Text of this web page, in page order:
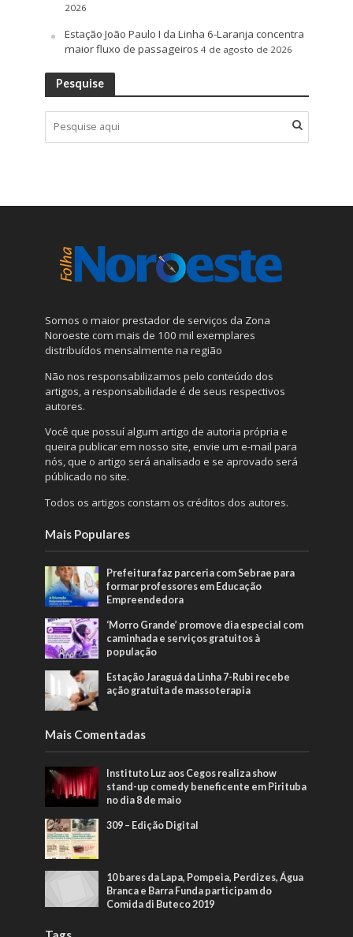
2026
Estação João Paulo I da Linha 6-Laranja concentra
maior fluxo de passageiros 4 de agosto de 2026
Pesquise
Somos o maior prestador de serviços da Zona
Noroeste com mais de 100 mil exemplares
distribuídos mensalmente na região
Não nos responsabilizamos pelo conteúdo dos
artigos, a responsabilidade é de seus respectivos
autores.
Você que possuí algum artigo de autoria própria e
queira publicar em nosso site, envie um e-mail para
nós, que o artigo será analisado e se aprovado será
públicado no site.
Todos os artigos constam os créditos dos autores.
Mais Populares
Prefeitura faz parceria com Sebrae para
formar professores em Educação
Empreendedora
‘Morro Grande’ promove dia especial com
caminhada e serviços gratuitos à
população
Estação Jaraguá da Linha 7-Rubi recebe
ação gratuita de massoterapia
Mais Comentadas
Instituto Luz aos Cegos realiza show
stand-up comedy beneficente em Pirituba
no dia 8 de maio
309 – Edição Digital
10 bares da Lapa, Pompeia, Perdizes, Água
Branca e Barra Funda participam do
Comida di Buteco 2019